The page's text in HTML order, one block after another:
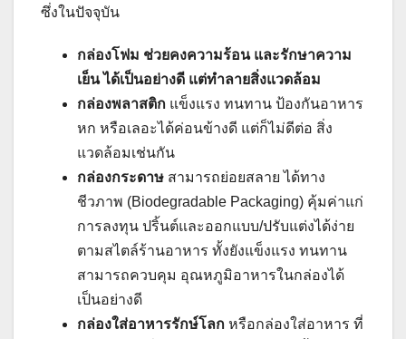
ซึ่งในปัจจุบัน
กล่องโฟม ช่วยคงความร้อน และรักษาความ
เย็น ได้เป็นอย่างดี แต่ทำลายสิ่งแวดล้อม
กล่องพลาสติก แข็งแรง ทนทาน ป้องกันอาหาร
หก หรือเลอะได้ค่อนข้างดี แต่ก็ไม่ดีต่อ สิ่ง
แวดล้อมเช่นกัน
กล่องกระดาษ สามารถย่อยสลาย ได้ทาง
ชีวภาพ (Biodegradable Packaging) คุ้มค่าแก่
การลงทุน ปริ้นต์และออกแบบ/ปรับแต่งได้ง่าย
ตามสไตล์ร้านอาหาร ทั้งยังแข็งแรง ทนทาน
สามารถควบคุม อุณหภูมิอาหารในกล่องได้
เป็นอย่างดี
กล่องใส่อาหารรักษ์โลก หรือกล่องใส่อาหาร ที่